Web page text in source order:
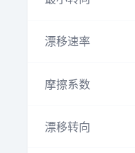
漂移速率
摩擦系数
漂移转向